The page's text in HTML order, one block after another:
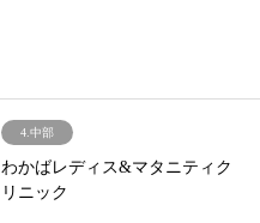
4.中部
わかばレディス&マタニティク
リニック